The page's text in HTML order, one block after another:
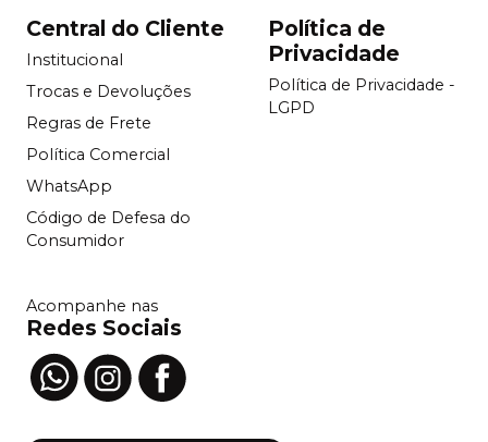
Central do Cliente
Institucional
Trocas e Devoluções
Regras de Frete
Política Comercial
WhatsApp
Código de Defesa do
Consumidor
Política de
Privacidade
Política de Privacidade -
LGPD
Acompanhe nas
Redes Sociais